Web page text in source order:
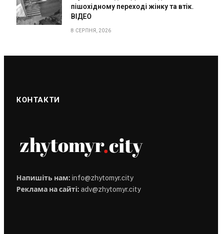
пішохідному переході жінку та втік.
ВІДЕО
8 СЕРПНЯ, 2026
КОНТАКТИ
Напишіть нам: info@zhytomyr.city
Реклама на сайті: adv@zhytomyr.city